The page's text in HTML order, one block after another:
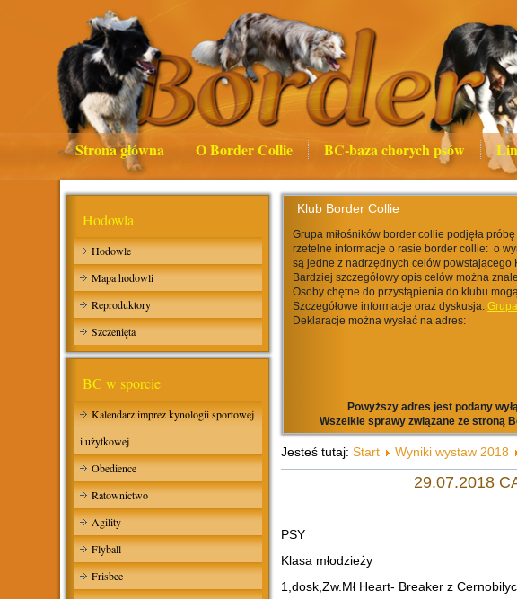
Strona główna O Border Collie BC-baza chorych psów
Hodowla
Hodowle
Mapa hodowli
Reproduktory
Szczenięta
BC w sporcie
Kalendarz imprez kynologii sportowej
i użytkowej
Obedience
Ratownictwo
Agility
Flyball
Frisbee
Klub Border Collie
Grupa miłośników border collie podjęła
rzetelne informacje o rasie border collie: o
są jedne z nadrzędnych celów powstającego
Bardziej szczegółowy opis celów można
Osoby chętne do przystąpienia do klubu
Szczegółowe informacje oraz dyskusja:
Deklaracje można wysłać na adres:
Powyższy adres jest podany
Wszelkie sprawy związane ze stroną
Jesteś tutaj:Start Wyniki wystaw 2018
29.07.2018
PSY
Klasa młodzieży
1,dosk,Zw.Mł Heart- Breaker z